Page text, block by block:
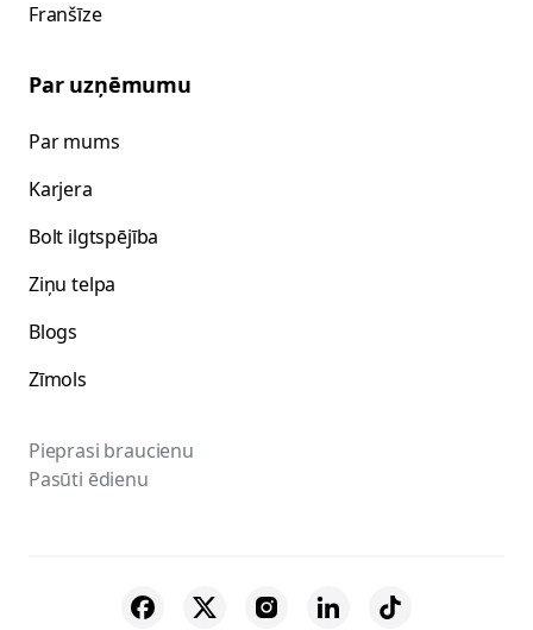
Franšīze
Par uzņēmumu
Par mums
Karjera
Bolt ilgtspējība
Ziņu telpa
Blogs
Zīmols
Pieprasi braucienu
Pasūti ēdienu